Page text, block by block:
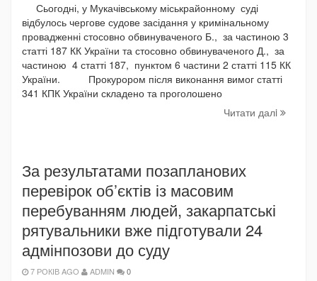
Сьогодні, у Мукачівському міськрайонному суді
відбулось чергове судове засідання у кримінальному
провадженні стосовно обвинуваченого Б., за частиною 3
статті 187 КК України та стосовно обвинуваченого Д., за
частиною 4 статті 187, пунктом 6 частини 2 статті 115 КК
України. Прокурором після виконання вимог статті
341 КПК України складено та проголошено
Читати далi
За результатами позапланових
перевірок об’єктів із масовим
перебуванням людей, закарпатські
рятувальники вже підготували 24
адмінпозови до суду
7 РОКІВ AGO ADMIN 0